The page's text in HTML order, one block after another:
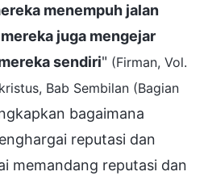
menempuh jalan
juga mengejar
sendiri" (Firman, Vol.
Bab Sembilan (Bagian
bagaimana
reputasi dan
memandang reputasi dan